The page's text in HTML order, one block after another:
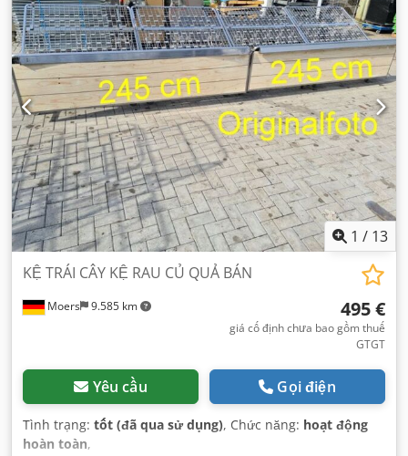
1 / 13
Moers 9.585 km
KỆ TRÁI CÂY KỆ RAU CỦ QUẢ BÁN
495 €
giá cố định chưa bao gồm thuế
GTGT
Yêu cầu Gọi điện
Tình trạng: tốt (đã qua sử dụng), Chức năng: hoạt động
hoàn toàn,